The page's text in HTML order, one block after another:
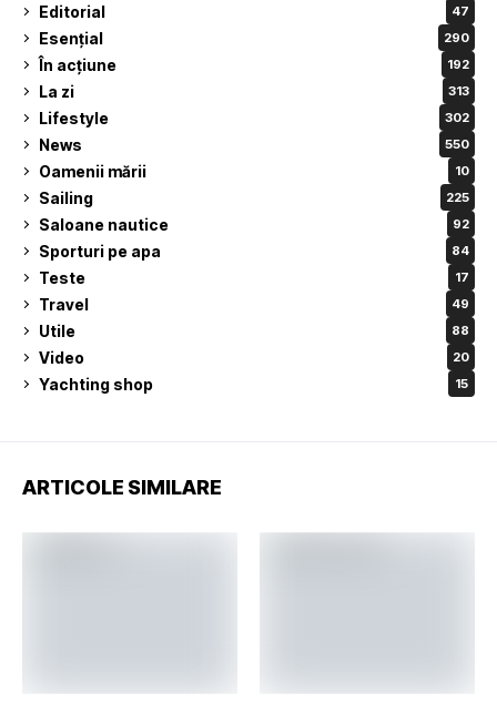
Editorial 47
Esențial 290
În acțiune 192
La zi 313
Lifestyle 302
News 550
Oamenii mării 10
Sailing 225
Saloane nautice 92
Sporturi pe apa 84
Teste 17
Travel 49
Utile 88
Video 20
Yachting shop 15
ARTICOLE SIMILARE